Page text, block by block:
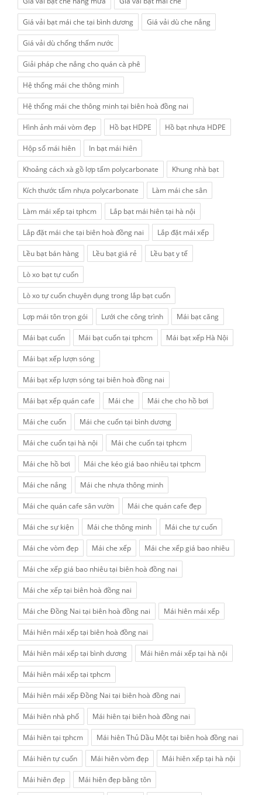
Giá vải bạt mái che tại bình dương Giá vải dù che nắng
Giá vải dù chống thấm nước
Giải pháp che nắng cho quán cà phê
Hệ thống mái che thông minh
Hệ thống mái che thông minh tại biên hoà đồng nai
Hình ảnh mái vòm đẹp Hồ bạt HDPE Hồ bạt nhựa HDPE
Hộp số mái hiên In bạt mái hiên
Khoảng cách xà gồ lợp tấm polycarbonate Khung nhà bạt
Kích thước tấm nhựa polycarbonate Làm mái che sân
Làm mái xếp tại tphcm Lắp bạt mái hiên tại hà nội
Lắp đặt mái che tại biên hoà đồng nai Lắp đặt mái xếp
Lều bạt bán hàng Lều bạt giá rẻ Lều bạt y tế
Lò xo bạt tự cuốn
Lò xo tự cuốn chuyên dụng trong lắp bạt cuốn
Lợp mái tôn trọn gói Lưới che công trình Mái bạt căng
Mái bạt cuốn Mái bạt cuốn tại tphcm Mái bạt xếp Hà Nội
Mái bạt xếp lượn sóng
Mái bạt xếp lượn sóng tại biên hoà đồng nai
Mái bạt xếp quán cafe Mái che Mái che cho hồ bơi
Mái che cuốn Mái che cuốn tại bình dương
Mái che cuốn tại hà nội Mái che cuốn tại tphcm
Mái che hồ bơi Mái che kéo giá bao nhiêu tại tphcm
Mái che nắng Mái che nhựa thông minh
Mái che quán cafe sân vườn Mái che quán cafe đẹp
Mái che sự kiện Mái che thông minh Mái che tự cuốn
Mái che vòm đẹp Mái che xếp Mái che xếp giá bao nhiêu
Mái che xếp giá bao nhiêu tại biên hoà đồng nai
Mái che xếp tại biên hoà đồng nai
Mái che Đồng Nai tại biên hoà đồng nai Mái hiên mái xếp
Mái hiên mái xếp tại biên hoà đồng nai
Mái hiên mái xếp tại bình dương Mái hiên mái xếp tại hà nội
Mái hiên mái xếp tại tphcm
Mái hiên mái xếp Đồng Nai tại biên hoà đồng nai
Mái hiên nhà phố Mái hiên tại biên hoà đồng nai
Mái hiên tại tphcm Mái hiên Thủ Dầu Một tại biên hoà đồng nai
Mái hiên tự cuốn Mái hiên vòm đẹp Mái hiên xếp tại hà nội
Mái hiên đẹp Mái hiên đẹp bằng tôn